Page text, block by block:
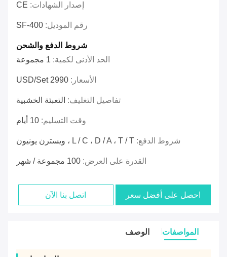
إصدار الشهادات: CE
رقم الموديل: SF-400
شروط الدفع والشحن
الحد الأدنى لكمية: 1 مجموعة
الأسعار: 2990 USD/Set
تفاصيل التغليف: التعبئة الخشبية
وقت التسليم: 10 أيام
شروط الدفع: L / C ، D / A ، T / T ، ويسترن يونيون
القدرة على العرض: 100 مجموعة / شهر
احصل على أفضل سعر اتصل بنا الآن
المواصفات الوصف